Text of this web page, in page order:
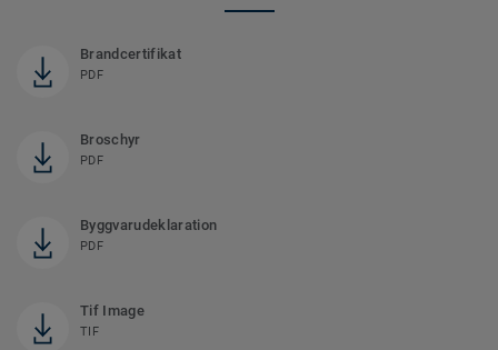
Brandcertifikat
PDF
Broschyr
PDF
Byggvarudeklaration
PDF
Tif Image
TIF